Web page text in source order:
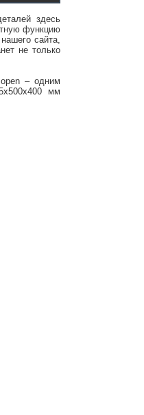
здесь
функцию
сайта,
не только
– одним
мм